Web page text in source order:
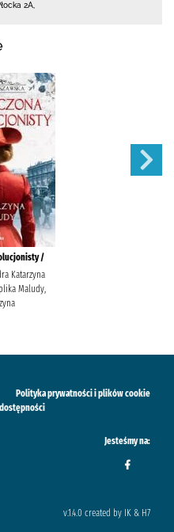
2A
/
Katarzyna
Maludy,
Polityka prywatności i plików cookie
Jesteśmy na:
v.1.4.0 created by IK & H7